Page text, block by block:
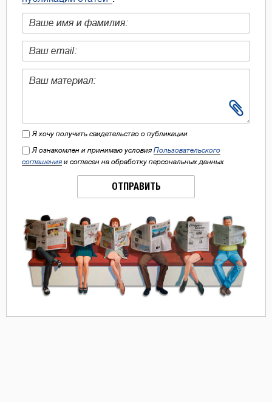
Я хочу получить свидетельство о публикации
Я ознакомлен и принимаю условия Пользовательского
соглашения и согласен на обработку персональных данных
ОТПРАВИТЬ